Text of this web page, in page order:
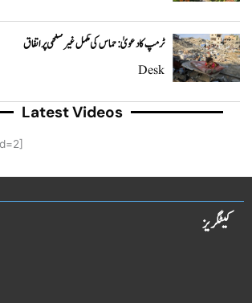
ٹرمپ کا دعویٰ: حماس کی مکمل غیر مسلحی پر اتفاق
Desk
Latest Videos
کیٹگریز